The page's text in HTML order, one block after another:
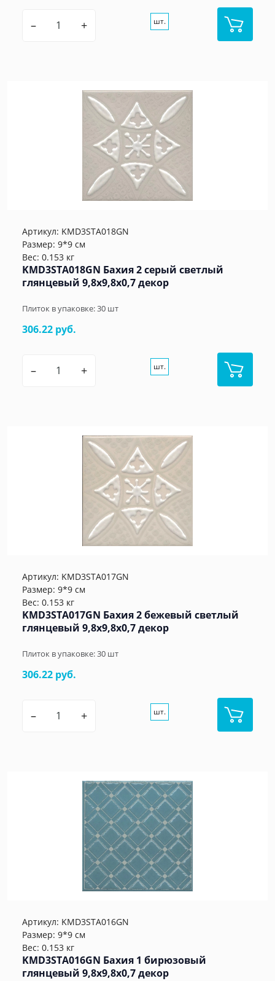
– + шт.
Артикул: KMD3STA018GN
Размер: 9*9 см
Вес: 0.153 кг
KMD3STA018GN Бахия 2 серый светлый
глянцевый 9,8x9,8x0,7 декор
Плиток в упаковке:30 шт
306.22 руб.
– + шт.
Артикул: KMD3STA017GN
Размер: 9*9 см
Вес: 0.153 кг
KMD3STA017GN Бахия 2 бежевый светлый
глянцевый 9,8x9,8x0,7 декор
Плиток в упаковке:30 шт
306.22 руб.
– + шт.
Артикул: KMD3STA016GN
Размер: 9*9 см
Вес: 0.153 кг
KMD3STA016GN Бахия 1 бирюзовый
глянцевый 9,8x9,8x0,7 декор